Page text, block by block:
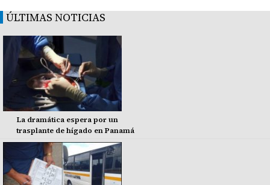
ÚLTIMAS NOTICIAS
La dramática espera por un
trasplante de hígado en Panamá